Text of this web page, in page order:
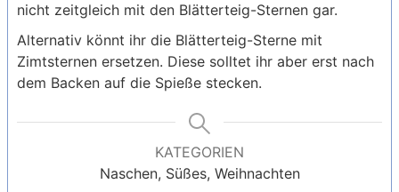
nicht zeitgleich mit den Blätterteig-Sternen gar.
Alternativ könnt ihr die Blätterteig-Sterne mit
Zimtsternen ersetzen. Diese solltet ihr aber erst nach
dem Backen auf die Spieße stecken.
KATEGORIEN
Naschen, Süßes, Weihnachten